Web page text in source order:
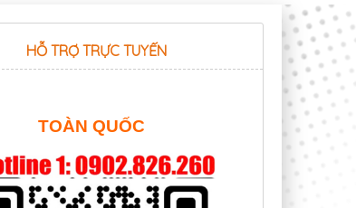
HỖ TRỢ TRỰC TUYẾN
TOÀN QUỐC